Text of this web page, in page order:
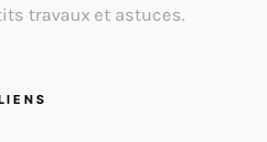
travaux et astuces.